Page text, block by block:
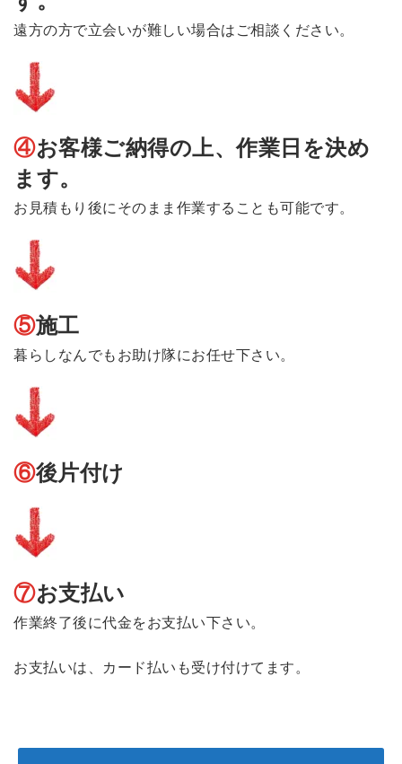
遠方の方で立会いが難しい場合はご相談ください。
④お客様ご納得の上、作業日を決め
ます。
お見積もり後にそのまま作業することも可能です。
⑤施工
暮らしなんでもお助け隊にお任せ下さい。
⑥後片付け
⑦お支払い
作業終了後に代金をお支払い下さい。
お支払いは、カード払いも受け付けてます。